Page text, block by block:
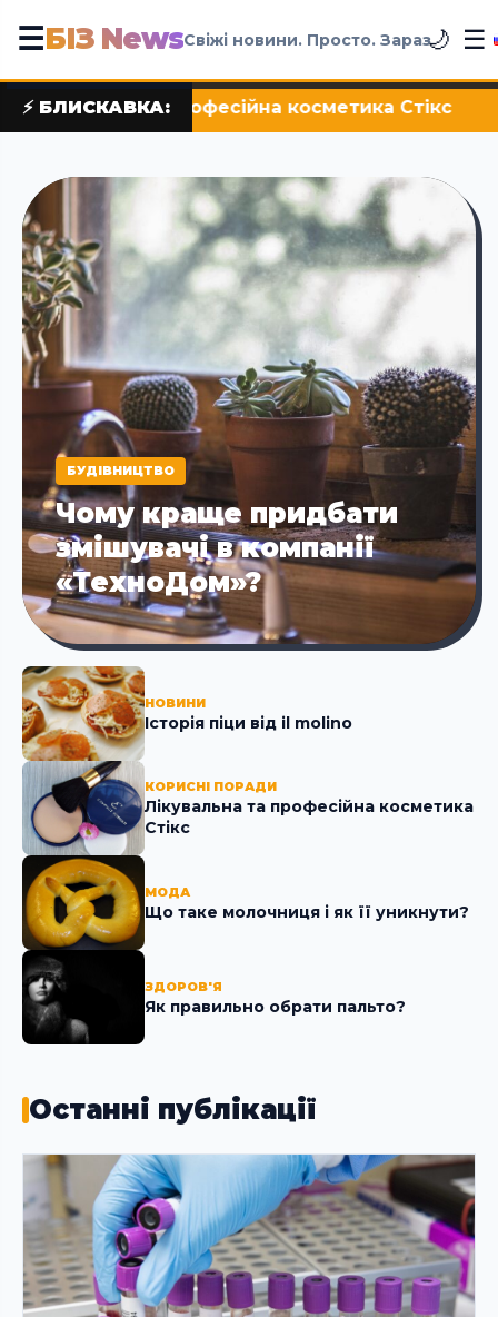
☰БІЗ NewsСвіжі новини. Просто. Зараз🌙 ☰
⚡ БЛИСКАВКА:
Стікc Історія піци від il molino
БУДІВНИЦТВО
Чому краще придбати
змішувачі в компанії
«ТехноДом»?
НОВИНИ
Історія піци від il molino
КОРИСНІ ПОРАДИ
Лікувальна та професійна косметика
Стікc
МОДА
Що таке молочниця і як її уникнути?
ЗДОРОВ'Я
Як правильно обрати пальто?
Останні публікації